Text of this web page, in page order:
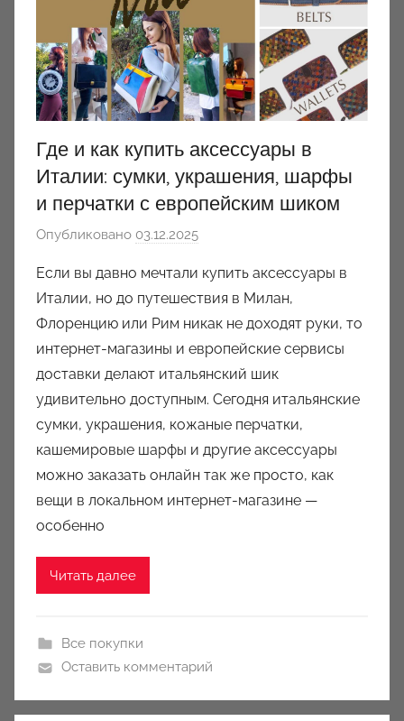
Где и как купить аксессуары в
Италии: сумки, украшения, шарфы
и перчатки с европейским шиком
Опубликовано 03.12.2025
т
о
р
о
м
a
u
k
c
Если вы давно мечтали купить аксессуары в
Италии, но до путешествия в Милан,
Флоренцию или Рим никак не доходят руки, то
интернет-магазины и европейские сервисы
доставки делают итальянский шик
удивительно доступным. Сегодня итальянские
сумки, украшения, кожаные перчатки,
кашемировые шарфы и другие аксессуары
можно заказать онлайн так же просто, как
вещи в локальном интернет-магазине —
особенно
Читать далее
Все покупки
Оставить комментарий